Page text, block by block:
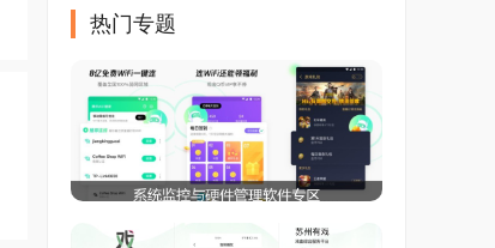
热门专题